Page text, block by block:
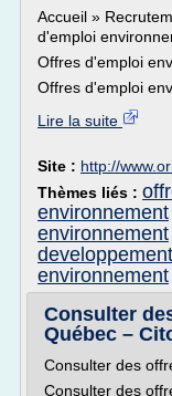
Accueil »
d'emploi
Offres d'emploi
Offres d'emploi
Lire la suite
Site : http://
Thèmes liés :
environnement
environnement
developpement
environnement
Consulter
Québec –
Consulter des
Consulter des